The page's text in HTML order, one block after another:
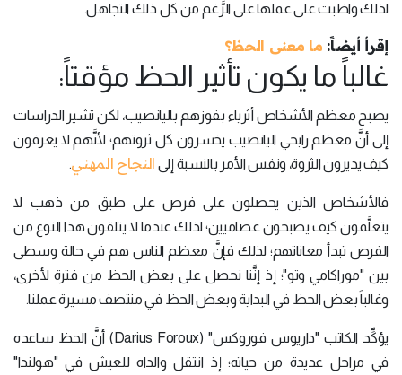
لذلك واظبت على عملها على الرَّغم من كل ذلك التجاهل.
إقرأ أيضاً: ما معنى الحظ؟
غالباً ما يكون تأثير الحظ مؤقتاً:
يصبح معظم الأشخاص أثرياء بفوزهم باليانصيب، لكن تشير الدراسات
إلى أنَّ معظم رابحي اليانصيب يخسرون كل ثروتهم؛ لأنَّهم لا يعرفون
كيف يديرون الثروة، ونفس الأمر بالنسبة إلى النجاح المهني.
فالأشخاص الذين يحصلون على فرص على طبق من ذهب لا
يتعلَّمون كيف يصبحون عصاميين؛ لذلك عندما لا يتلقون هذا النوع من
الفرص تبدأ معاناتهم؛ لذلك فإنَّ معظم الناس هم في حالة وسطى
بين "موراكامي وتو"؛ إذ إنَّنا نحصل على بعض الحظ من فترة لأخرى،
وغالباً بعض الحظ في البداية وبعض الحظ في منتصف مسيرة عملنا.
يؤكِّد الكاتب "داريوس فوروكس" (Darius Foroux) أنَّ الحظ ساعده
في مراحل عديدة من حياته؛ إذ انتقل والداه للعيش في "هولندا"